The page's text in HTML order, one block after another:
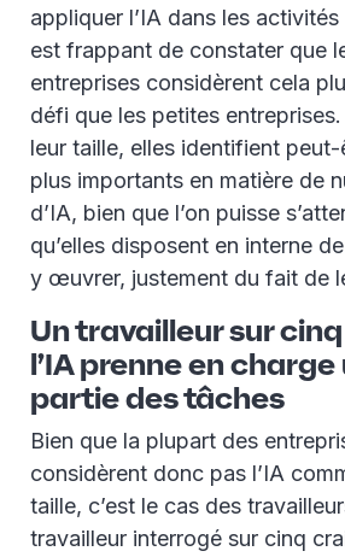
appliquer l’IA dans les
est frappant de constater que
entreprises considèrent cela
défi que les petites
leur taille, elles identifient
plus importants en matière de
d’IA, bien que l’on puisse
qu’elles disposent en interne
y œuvrer, justement du fait de
Un travailleur sur
l’IA prenne en
partie des tâches
Bien que la plupart des
considèrent donc pas l’IA
taille, c’est le cas des
travailleur interrogé sur cinq